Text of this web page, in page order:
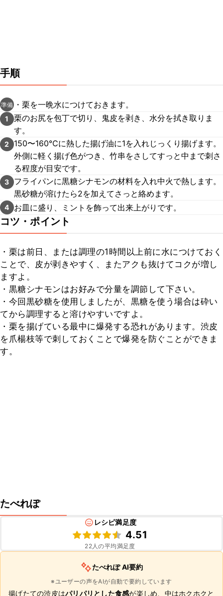
手順
準備 ・栗を一晩水につけておきます。
1
栗のお尻を包丁で切り、鬼皮を剥き、水分を拭き取りま
す。
2
150〜160℃に熱した揚げ油に1を入れじっくり揚げます。
外側に軽く揚げ色がつき、竹串をさしてすっと中まで刺さ
る程度が目安です。
3
フライパンに黒糖シナモンの材料を入れ中火で熱します。
黒砂糖が溶けたら2を加えてさっと絡めます。
4 お皿に盛り、ミントを飾って出来上がりです。
コツ・ポイント
・栗は前日、または調理の1時間以上前に水につけておく
ことで、皮が剥きやすく、またアクも抜けてコクが増し
ますよ。
・黒糖シナモンはお好みで分量を調節して下さい。
・今回黒砂糖を使用しましたが、黒糖を使う場合は砕い
てから調理すると溶けやすいですよ。
・栗を揚げている最中に爆発する恐れがあります。渋皮
を爪楊枝等で刺しておくことで爆発を防ぐことができま
す。
たべれぽ
レシピ満足度
4.51
22人の平均満足度
たべれぽ AI要約
※ユーザーの声をAIが自動で要約しています
揚げたての渋皮はパリパリとした食感が楽しめ、中はホクホクと